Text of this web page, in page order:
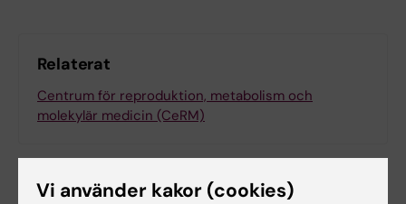
Relaterat
Centrum för reproduktion, metabolism och
molekylär medicin (CeRM)
Vi använder kakor (cookies)